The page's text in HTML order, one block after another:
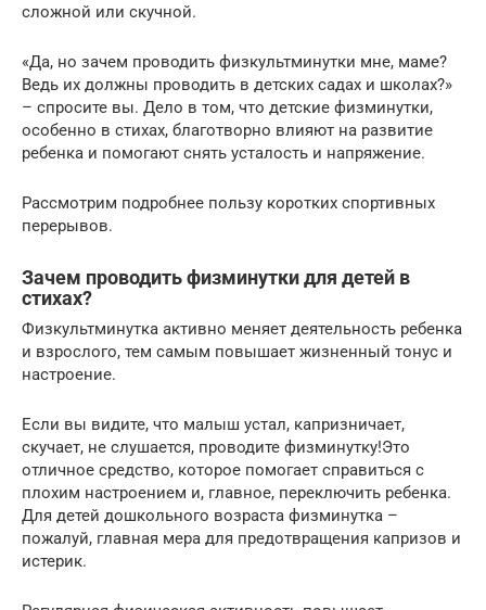
сложной или скучной.
«Да, но зачем проводить физкультминутки мне, маме?
Ведь их должны проводить в детских садах и школах?»
– спросите вы. Дело в том, что детские физминутки,
особенно в стихах, благотворно влияют на развитие
ребенка и помогают снять усталость и напряжение.
Рассмотрим подробнее пользу коротких спортивных
перерывов.
Зачем проводить физминутки для детей в
стихах?
Физкультминутка активно меняет деятельность ребенка
и взрослого, тем самым повышает жизненный тонус и
настроение.
Если вы видите, что малыш устал, капризничает,
скучает, не слушается, проводите физминутку!Это
отличное средство, которое помогает справиться с
плохим настроением и, главное, переключить ребенка.
Для детей дошкольного возраста физминутка –
пожалуй, главная мера для предотвращения капризов и
истерик.